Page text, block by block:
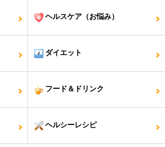
ヘルスケア（お悩み）
ダイエット
フード＆ドリンク
ヘルシーレシピ